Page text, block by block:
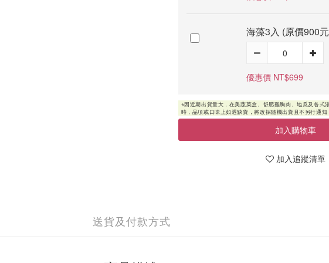
海藻3入 (原價900
優惠價 NT$699
加入購物車
加入追蹤清單
送貨及付款方式